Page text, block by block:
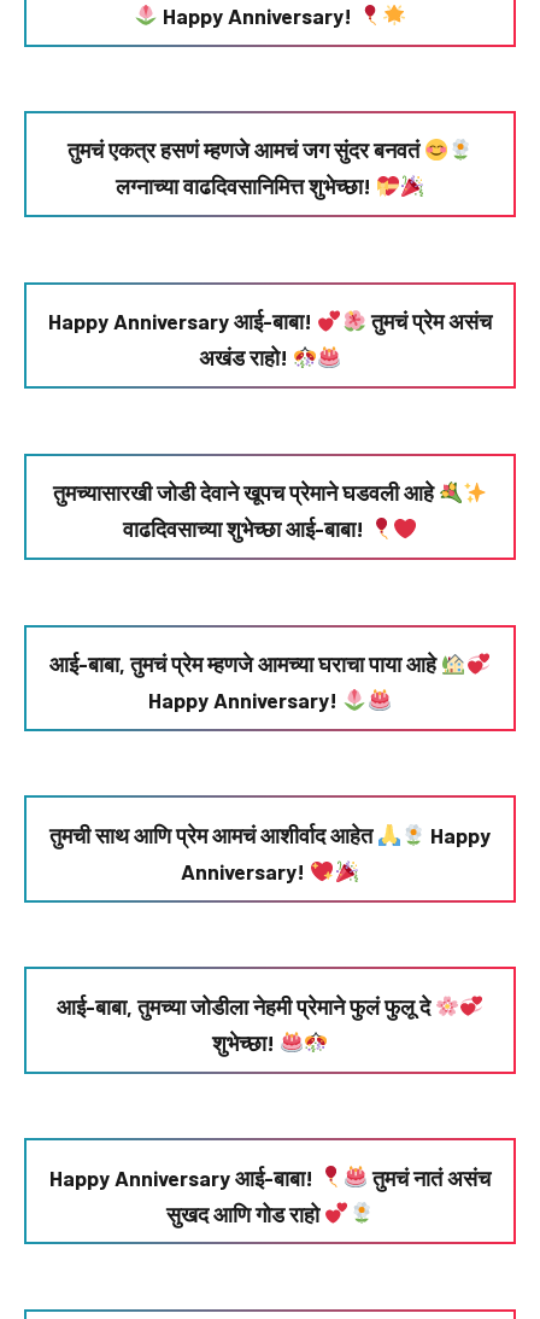
Happy Anniversary!
तुमचं एकत्र हसणं म्हणजे आमचं जग सुंदर बनवतं
लग्नाच्या वाढदिवसानिमित्त शुभेच्छा!
Happy Anniversary आई-बाबा!
तुमचं प्रेम असंच
अखंड राहो!
तुमच्यासारखी जोडी देवाने खूपच प्रेमाने घडवली आहे
वाढदिवसाच्या शुभेच्छा आई-बाबा!
आई-बाबा, तुमचं प्रेम म्हणजे आमच्या घराचा पाया आहे
Happy Anniversary!
तुमची साथ आणि प्रेम आमचं आशीर्वाद आहेत
Happy
Anniversary!
आई-बाबा, तुमच्या जोडीला नेहमी प्रेमाने फुलं फुलू दे
शुभेच्छा!
Happy Anniversary आई-बाबा!
तुमचं नातं असंच
सुखद आणि गोड राहो